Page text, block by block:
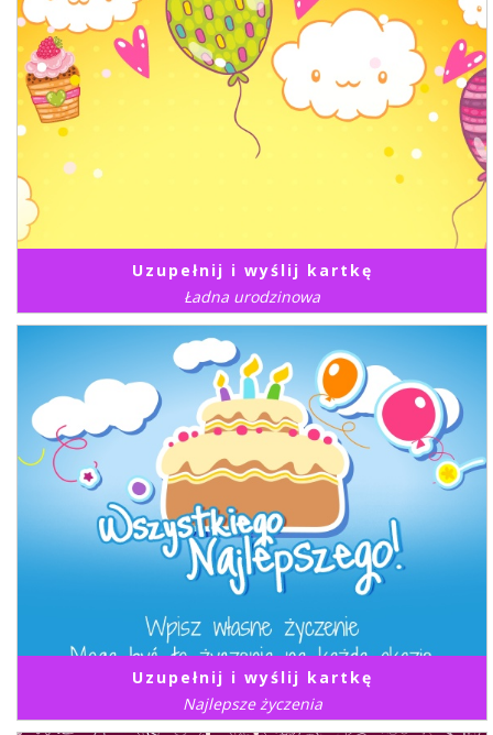
Uzupełnij i wyślij kartkę
Ładna urodzinowa
Uzupełnij i wyślij kartkę
Najlepsze życzenia